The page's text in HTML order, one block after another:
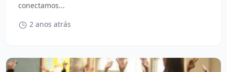
conectamos...
2 anos atrás